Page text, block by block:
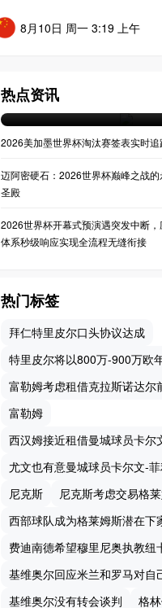
8月10日 周一 3:19 上午
热点资讯
07-20 04:36
2026美加墨世界杯淘汰赛签表实时追
迈阿密硬石：2026世界杯巅峰之战的
圣殿
2026世界杯开幕式预演遇突发中断，
体系秒级响应实现全流程无缝衔接
热门标签
拜仁特里皮尔口头协议达成
特里皮尔将以800万-900万欧
富勒姆考虑租借克拉斯诺达尔
富勒姆
西汉姆接近租借曼城球员卡尔
尤文也有意曼城球员卡尔文-
尼克斯
尼克斯考虑交易格
西部球队成为格莱姆斯潜在下
费迪南德希望穆里尼奥执教纽
基维奥尔回应米兰和罗马对自
基维奥尔没有转会谈判
格